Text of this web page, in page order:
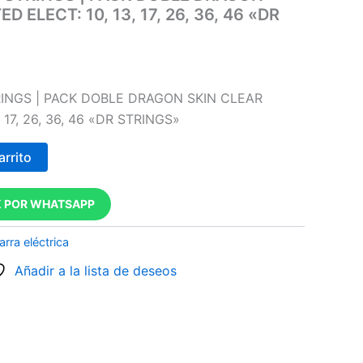
ELECT: 10, 13, 17, 26, 36, 46 «DR
| PACK DOBLE DRAGON SKIN CLEAR
26, 36, 46 «DR STRINGS»
WHATSAPP
eléctrica
Añadir a la lista de deseos